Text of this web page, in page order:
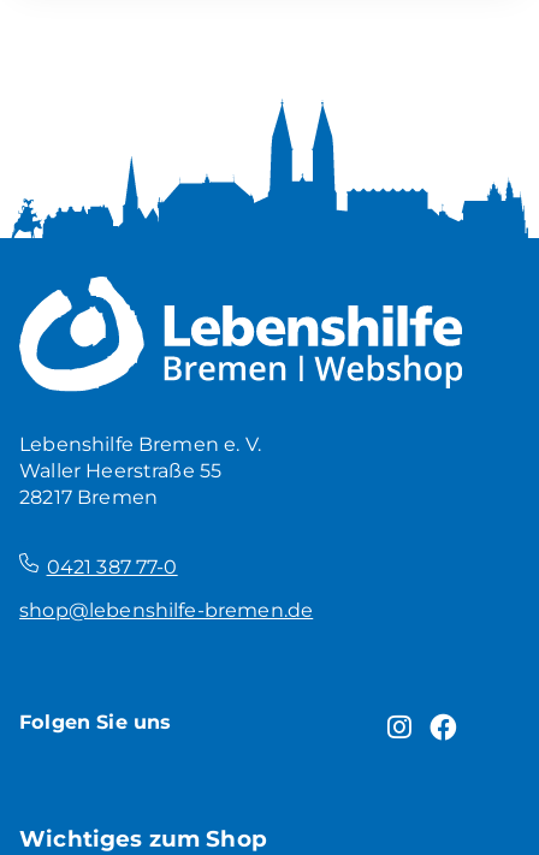
Lebenshilfe Bremen e. V.
Waller Heerstraße 55
28217 Bremen
0421 387 77-0
shop@lebenshilfe-bremen.de
Folgen Sie uns
Wichtiges zum Shop